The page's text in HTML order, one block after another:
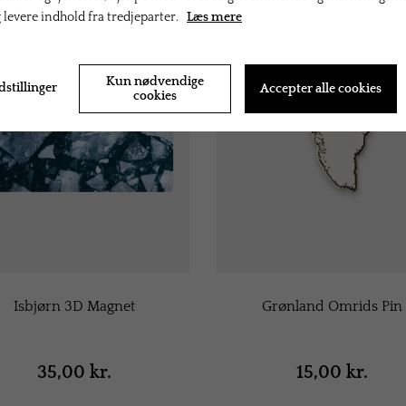
Isbjørn 3D Magnet
35,00 kr.
Grønland Omrids Pin
15,00 kr.
levere indhold fra tredjeparter. Læs mere
Kun nødvendige
cookies
Accepter alle cookies